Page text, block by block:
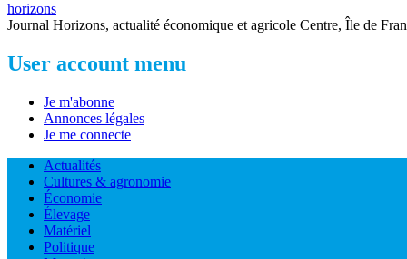
horizons
Journal Horizons, actualité économique et agricole Centre, Île de
User account menu
Je m'abonne
Annonces légales
Je me connecte
Actualités
Cultures & agronomie
Économie
Élevage
Matériel
Politique